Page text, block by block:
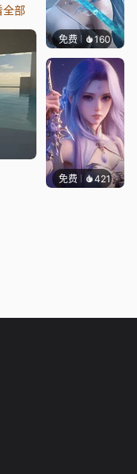
全部
免费 160好看
免费 421好看